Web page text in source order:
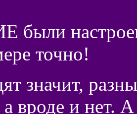
были
точно!
значит,
и нет.